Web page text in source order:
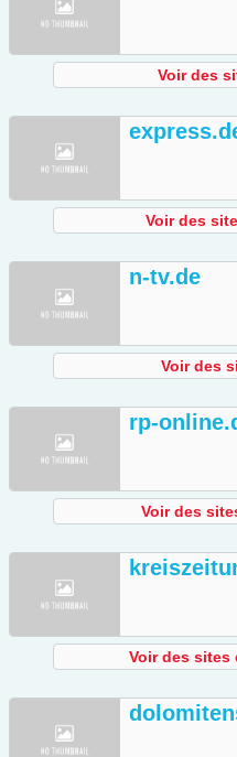
Voir des
Voir des
n-tv.de
Voir des
rp-
Voir des
Voir des sites